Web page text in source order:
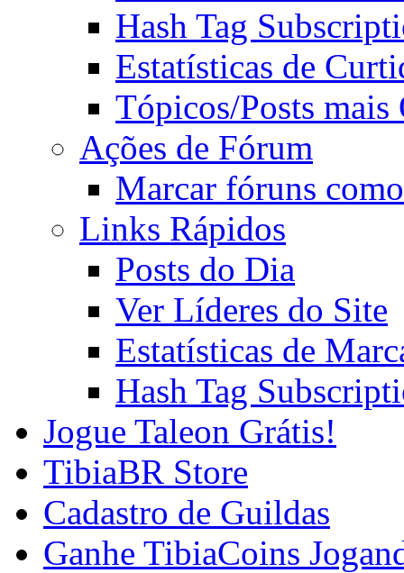
Hash Tag
Estatísticas de
Tópicos/Posts mais
Ações de Fórum
Marcar fóruns
Links Rápidos
Posts do Dia
Ver Líderes do Site
Estatísticas de
Hash Tag
Jogue Taleon Grátis!
TibiaBR Store
Cadastro de Guildas
Ganhe TibiaCoins